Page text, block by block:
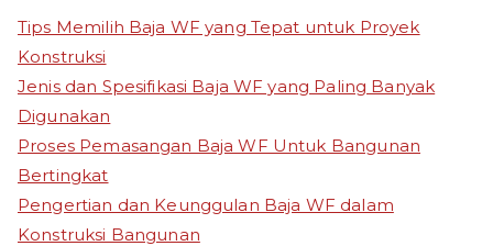
Tips Memilih Baja WF yang Tepat untuk Proyek
Konstruksi
Jenis dan Spesifikasi Baja WF yang Paling Banyak
Digunakan
Proses Pemasangan Baja WF Untuk Bangunan
Bertingkat
Pengertian dan Keunggulan Baja WF dalam
Konstruksi Bangunan